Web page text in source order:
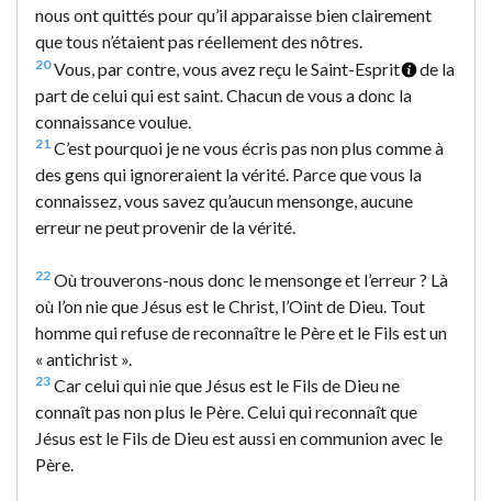
nous ont quittés pour qu’il apparaisse bien clairement
que tous n’étaient pas réellement des nôtres.
20Vous, par contre, vous avez reçu le Saint-Esprit
de la
part de celui qui est saint. Chacun de vous a donc la
connaissance voulue.
21 C’est pourquoi je ne vous écris pas non plus comme à
des gens qui ignoreraient la vérité. Parce que vous la
connaissez, vous savez qu’aucun mensonge, aucune
erreur ne peut provenir de la vérité.
22 Où trouverons-nous donc le mensonge et l’erreur ? Là
où l’on nie que Jésus est le Christ, l’Oint de Dieu. Tout
homme qui refuse de reconnaître le Père et le Fils est un
« antichrist ».
23 Car celui qui nie que Jésus est le Fils de Dieu ne
connaît pas non plus le Père. Celui qui reconnaît que
Jésus est le Fils de Dieu est aussi en communion avec le
Père.